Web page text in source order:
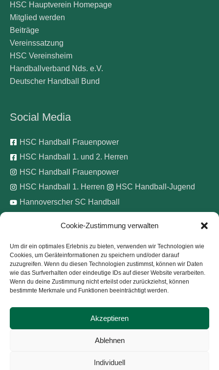
Cookie-Zustimmung verwalten
Um dir ein optimales Erlebnis zu bieten, verwenden wir Technologien wie
Cookies, um Geräteinformationen zu speichern und/oder darauf
zuzugreifen. Wenn du diesen Technologien zustimmst, können wir Daten
wie das Surfverhalten oder eindeutige IDs auf dieser Website verarbeiten.
Wenn du deine Zustimmung nicht erteilst oder zurückziehst, können
bestimmte Merkmale und Funktionen beeinträchtigt werden.
Akzeptieren
Ablehnen
Individuell
HSC Hauptverein Homepage
Mitglied werden
Beiträge
Vereinssatzung
HSC Vereinsheim
Handballverband Nds. e.V.
Deutscher Handball Bund
Social Media
HSC Handball Frauenpower
HSC Handball 1. und 2. Herren
HSC Handball Frauenpower
HSC Handball 1. Herren
HSC Handball-Jugend
Hannoverscher SC Handball
Pinke Zitronen e.V.
Copyright © 2026Hannoverscher Sport-Club von 1893
e.V.
Impressum